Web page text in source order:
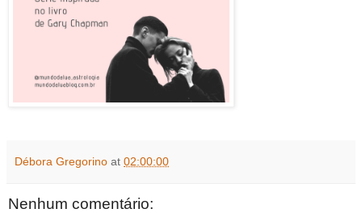
Débora Gregorino at 02:00:00
Nenhum comentário: